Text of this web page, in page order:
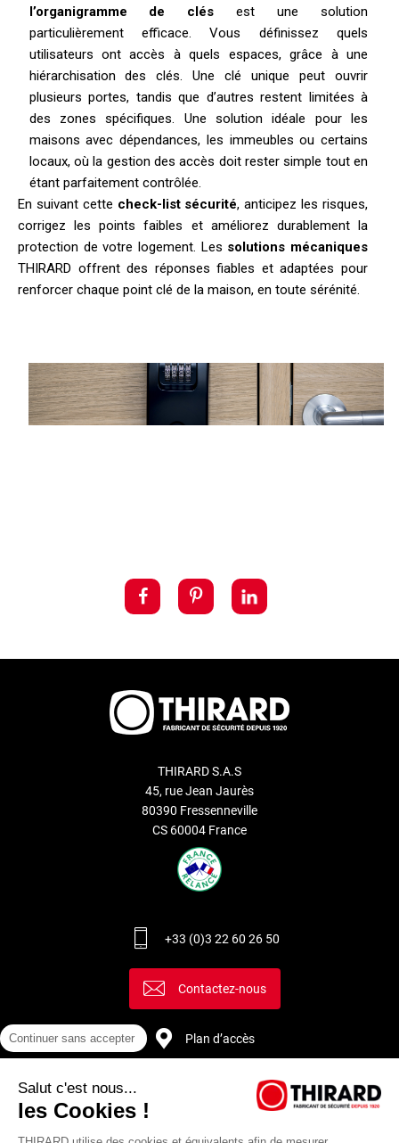
l’organigramme de clésest une solution
particulièrement efficace. Vous définissez quels
utilisateurs ont accès à quels espaces, grâce à une
hiérarchisation des clés. Une clé unique peut ouvrir
plusieurs portes, tandis que d’autres restent limitées à
des zones spécifiques. Une solution idéale pour les
maisons avec dépendances, les immeubles ou certains
locaux, où la gestion des accès doit rester simple tout en
étant parfaitement contrôlée.
En suivant cette check-list sécurité, anticipez les risques,
corrigez les points faibles et améliorez durablement la
protection de votre logement. Les solutions mécaniques
THIRARD offrent des réponses fiables et adaptées pour
renforcer chaque point clé de la maison, en toute sérénité.
THIRARD S.A.S
45, rue Jean Jaurès
80390 Fressenneville
CS 60004 France
+33 (0)3 22 60 26 50
Contactez-nous
Plan d’accès
Continuer sans accepter
Salut c'est nous...
les Cookies !